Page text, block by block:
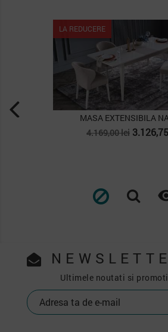
MASA
Pret
Ultimele noutati si